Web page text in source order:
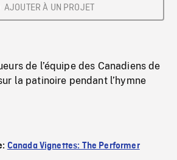
AJOUTER À UN PROJET
de l’équipe des Canadiens de
la patinoire pendant l’hymne
Canada Vignettes: The Performer